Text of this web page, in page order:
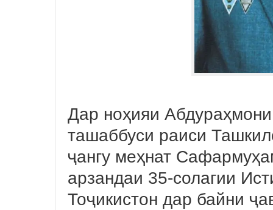
Дар ноҳияи
ташаббуси раиси
ҷангу меҳнат
арзандаи 35-солагии
Тоҷикистон дар байни